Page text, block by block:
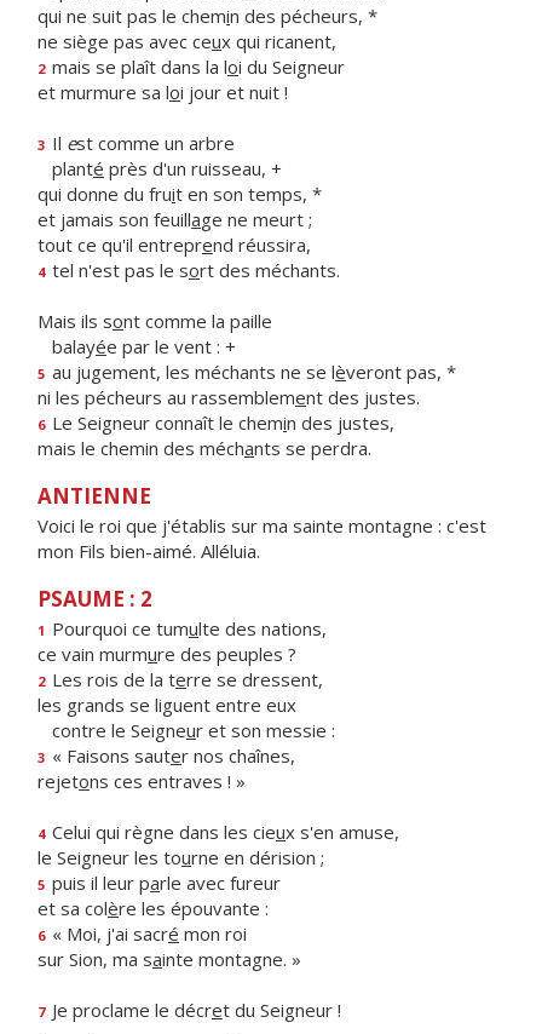
qui ne suit pas le chemin des pécheurs, *
ne siège pas avec ceux qui ricanent,
2 mais se plaît dans la loi du Seigneur
et murmure sa loi jour et nuit !
3 Il est comme un arbre
planté près d'un ruisseau, +
qui donne du fruit en son temps, *
et jamais son feuillage ne meurt ;
tout ce qu'il entreprend réussira,
4 tel n'est pas le sort des méchants.
Mais ils sont comme la paille
balayée par le vent : +
5 au jugement, les méchants ne se lèveront pas, *
ni les pécheurs au rassemblement des justes.
6 Le Seigneur connaît le chemin des justes,
mais le chemin des méchants se perdra.
ANTIENNE
Voici le roi que j'établis sur ma sainte montagne : c'est
mon Fils bien-aimé. Alléluia.
PSAUME : 2
1 Pourquoi ce tumulte des nations,
ce vain murmure des peuples ?
2 Les rois de la terre se dressent,
les grands se liguent entre eux
contre le Seigneur et son messie :
3 « Faisons sauter nos chaînes,
rejetons ces entraves ! »
4 Celui qui règne dans les cieux s'en amuse,
le Seigneur les tourne en dérision ;
5 puis il leur parle avec fureur
et sa colère les épouvante :
6 « Moi, j'ai sacré mon roi
sur Sion, ma sainte montagne. »
7 Je proclame le décret du Seigneur !